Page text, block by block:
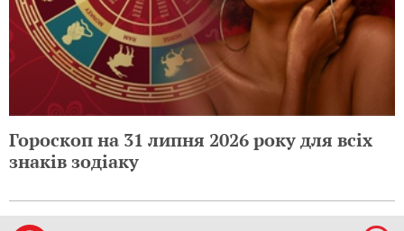
Гороскоп на 31 липня 2026 року для всіх
знаків зодіаку